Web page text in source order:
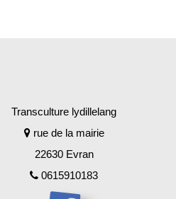
Transculture lydillelang
rue de la mairie
22630 Evran
0615910183